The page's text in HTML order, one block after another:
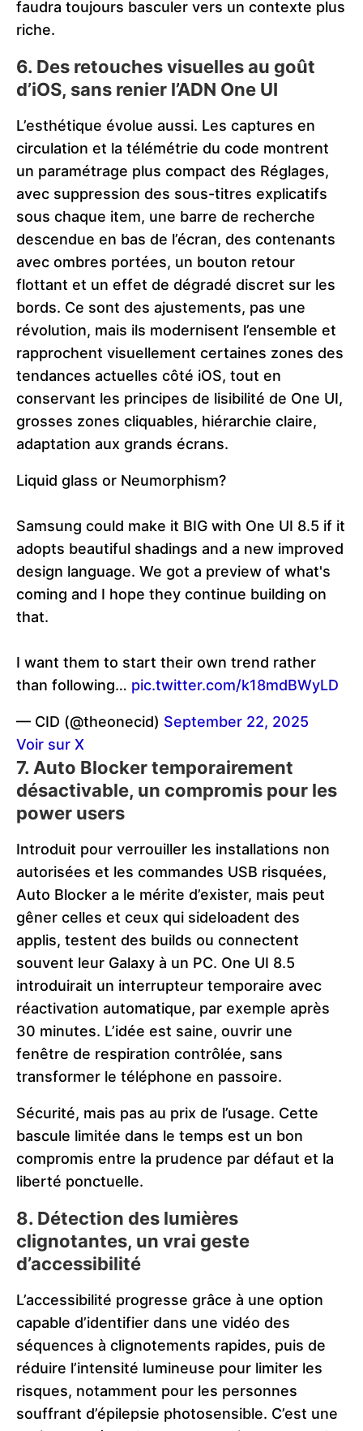
faudra toujours basculer vers un contexte plus
riche.
6. Des retouches visuelles au goût
d’iOS, sans renier l’ADN One UI
L’esthétique évolue aussi. Les captures en
circulation et la télémétrie du code montrent
un paramétrage plus compact des Réglages,
avec suppression des sous-titres explicatifs
sous chaque item, une barre de recherche
descendue en bas de l’écran, des contenants
avec ombres portées, un bouton retour
flottant et un effet de dégradé discret sur les
bords. Ce sont des ajustements, pas une
révolution, mais ils modernisent l’ensemble et
rapprochent visuellement certaines zones des
tendances actuelles côté iOS, tout en
conservant les principes de lisibilité de One UI,
grosses zones cliquables, hiérarchie claire,
adaptation aux grands écrans.
Liquid glass or Neumorphism?
Samsung could make it BIG with One UI 8.5 if it
adopts beautiful shadings and a new improved
design language. We got a preview of what's
coming and I hope they continue building on
that.
I want them to start their own trend rather
than following… pic.twitter.com/k18mdBWyLD
— CID (@theonecid) September 22, 2025
Voir sur X
7. Auto Blocker temporairement
désactivable, un compromis pour les
power users
Introduit pour verrouiller les installations non
autorisées et les commandes USB risquées,
Auto Blocker a le mérite d’exister, mais peut
gêner celles et ceux qui sideloadent des
applis, testent des builds ou connectent
souvent leur Galaxy à un PC. One UI 8.5
introduirait un interrupteur temporaire avec
réactivation automatique, par exemple après
30 minutes. L’idée est saine, ouvrir une
fenêtre de respiration contrôlée, sans
transformer le téléphone en passoire.
Sécurité, mais pas au prix de l’usage. Cette
bascule limitée dans le temps est un bon
compromis entre la prudence par défaut et la
liberté ponctuelle.
8. Détection des lumières
clignotantes, un vrai geste
d’accessibilité
L’accessibilité progresse grâce à une option
capable d’identifier dans une vidéo des
séquences à clignotements rapides, puis de
réduire l’intensité lumineuse pour limiter les
risques, notamment pour les personnes
souffrant d’épilepsie photosensible. C’est une